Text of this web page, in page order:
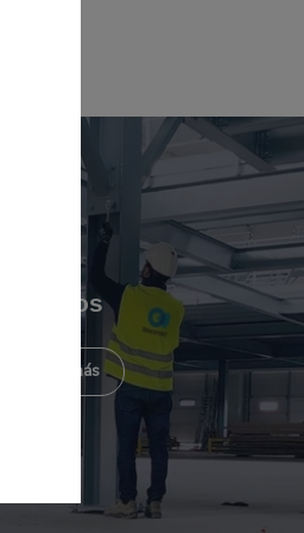
Servicios
Descubre más